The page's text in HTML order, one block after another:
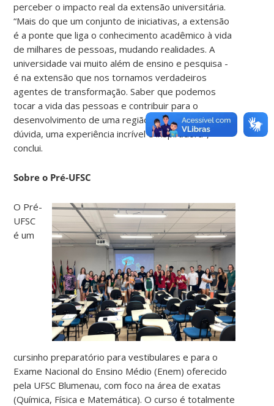
perceber o impacto real da extensão universitária.
“Mais do que um conjunto de iniciativas, a extensão
é a ponte que liga o conhecimento acadêmico à vida
de milhares de pessoas, mudando realidades. A
universidade vai muito além de ensino e pesquisa -
é na extensão que nos tornamos verdadeiros
agentes de transformação. Saber que podemos
tocar a vida das pessoas e contribuir para o
desenvolvimento de uma região inteira foi, sem
dúvida, uma experiência incrível e inspiradora",
conclui.
Sobre o Pré-UFSC
O Pré-
UFSC
é um
cursinho preparatório para vestibulares e para o
Exame Nacional do Ensino Médio (Enem) oferecido
pela UFSC Blumenau, com foco na área de exatas
(Química, Física e Matemática). O curso é totalmente